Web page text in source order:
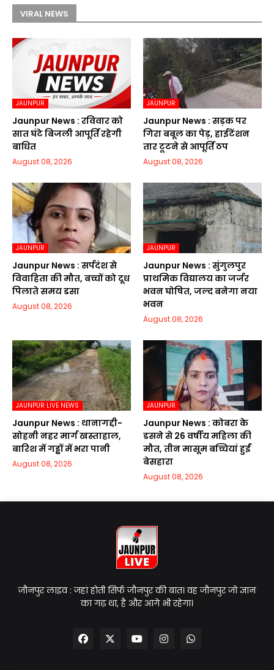
VIRAL NEWS
JAUNPUR
Jaunpur News : रविवार को
सात घंटे बिजली आपूर्ति रहेगी
बाधित
August 08, 2026
JAUNPUR
Jaunpur News : सड़क पर
गिरा बबूल का पेड़, हाईटेंशन
तार टूटने से आपूर्ति ठप
August 08, 2026
JAUNPUR
Jaunpur News : सर्पदंश से
विवाहिता की मौत, बच्चों को दूध
पिलाते समय डसा
August 08, 2026
JAUNPUR
Jaunpur News : सुंगुलपुर
प्राथमिक विद्यालय का जर्जर
भवन घोषित, जल्द बनेगा नया
भवन
August 08, 2026
JAUNPUR LIVE NEWS
Jaunpur News : थानागद्दी-
सोहनी नहर मार्ग खस्ताहाल,
बारिश में गड्ढों में भरा पानी
August 08, 2026
JAUNPUR
Jaunpur News : कोबरा के
डसने से 26 वर्षीय महिला की
मौत, तीन मासूम बच्चियां हुईं
बेसहारा
August 08, 2026
जौनपुर लाइव : जहां होती सिर्फ जौनपुर की बात। वह जौनपुर जो ज्ञान
का गढ़ था, है और आगे भी रहेगा।